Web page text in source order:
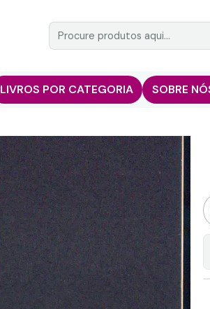
LIVROS POR CATEGORIA SOBRE